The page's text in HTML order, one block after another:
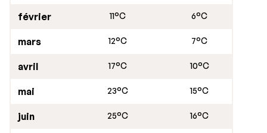
février 11°C 6°C
mars 12°C 7°C
avril 17°C 10°C
mai 23°C 15°C
juin 25°C 16°C